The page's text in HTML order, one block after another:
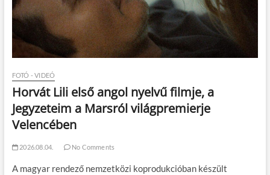
FOTÓ - VIDEÓ
Horvát Lili első angol nyelvű filmje, a
Jegyzeteim a Marsról világpremierje
Velencében
2026.08.04. No Comments
A magyar rendező nemzetközi koprodukcióban készült